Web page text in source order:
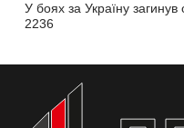
У боях за Україну
2236